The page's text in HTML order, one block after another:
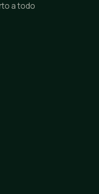
a todo